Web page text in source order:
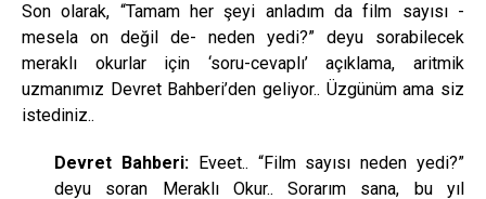
Son olarak, “Tamam her şeyi anladım da film sayısı -
mesela on değil de- neden yedi?” deyu sorabilecek
meraklı okurlar için ‘soru-cevaplı’ açıklama, aritmik
uzmanımız Devret Bahberi’den geliyor.. Üzgünüm ama siz
istediniz..
Devret Bahberi:Eveet.. “Film sayısı neden yedi?”
deyu soran Meraklı Okur.. Sorarım sana, bu yıl